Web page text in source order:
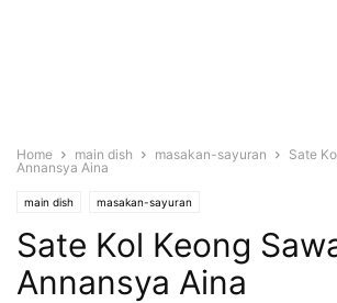
Home main dish masakan-sayuran
Sate
Annansya Aina
main dish masakan-sayuran
Sate Kol Keong
Annansya Aina